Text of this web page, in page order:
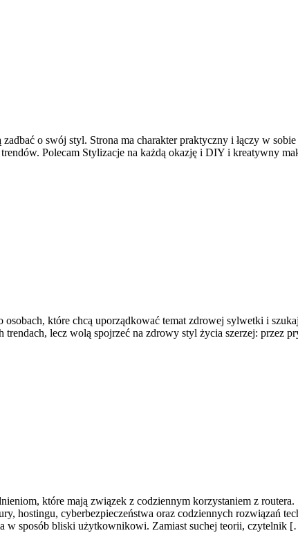
o swój styl. Strona ma charakter praktyczny i łączy w
Polecam Stylizacje na każdą okazję i DIY i kreatywny
które chcą uporządkować temat zdrowej sylwetki i
lecz wolą spojrzeć na zdrowy styl życia szerzej: przez
które mają związek z codziennym korzystaniem z
hostingu, cyberbezpieczeństwa oraz codziennych rozwiązań
w sposób bliski użytkownikowi. Zamiast suchej teorii, czytelnik